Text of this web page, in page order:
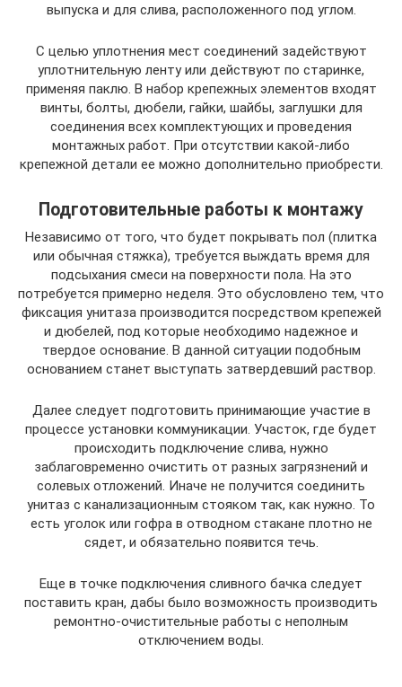
выпуска и для слива, расположенного под углом.
С целью уплотнения мест соединений задействуют
уплотнительную ленту или действуют по старинке,
применяя паклю. В набор крепежных элементов входят
винты, болты, дюбели, гайки, шайбы, заглушки для
соединения всех комплектующих и проведения
монтажных работ. При отсутствии какой-либо
крепежной детали ее можно дополнительно приобрести.
Подготовительные работы к монтажу
Независимо от того, что будет покрывать пол (плитка
или обычная стяжка), требуется выждать время для
подсыхания смеси на поверхности пола. На это
потребуется примерно неделя. Это обусловлено тем, что
фиксация унитаза производится посредством крепежей
и дюбелей, под которые необходимо надежное и
твердое основание. В данной ситуации подобным
основанием станет выступать затвердевший раствор.
Далее следует подготовить принимающие участие в
процессе установки коммуникации. Участок, где будет
происходить подключение слива, нужно
заблаговременно очистить от разных загрязнений и
солевых отложений. Иначе не получится соединить
унитаз с канализационным стояком так, как нужно. То
есть уголок или гофра в отводном стакане плотно не
сядет, и обязательно появится течь.
Еще в точке подключения сливного бачка следует
поставить кран, дабы было возможность производить
ремонтно-очистительные работы с неполным
отключением воды.